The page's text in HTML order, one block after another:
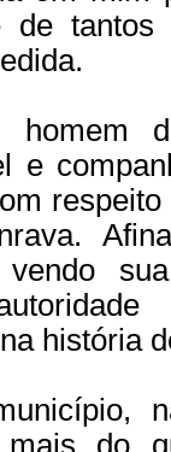
de
e
vendo
história
mais do